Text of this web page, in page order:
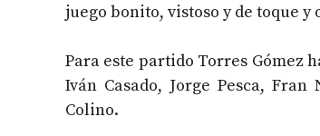
juego bonito, vistoso y de toque
Para este partido Torres Gómez
Iván Casado, Jorge Pesca,
Colino.